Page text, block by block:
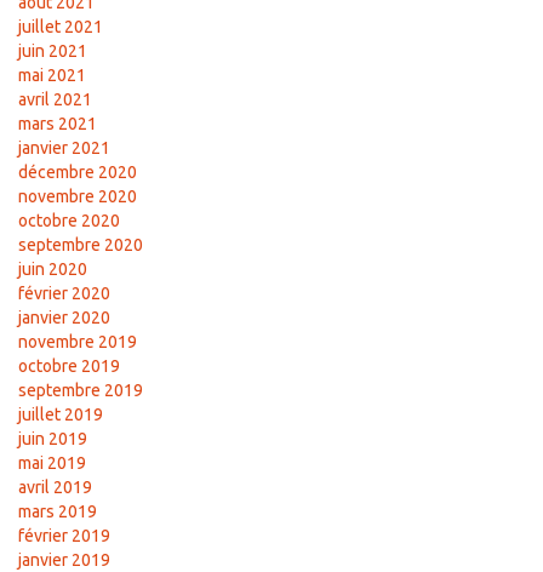
juillet 2021
juin 2021
mai 2021
avril 2021
mars 2021
janvier 2021
décembre 2020
novembre 2020
octobre 2020
septembre 2020
juin 2020
février 2020
janvier 2020
novembre 2019
octobre 2019
septembre 2019
juillet 2019
juin 2019
mai 2019
avril 2019
mars 2019
février 2019
janvier 2019